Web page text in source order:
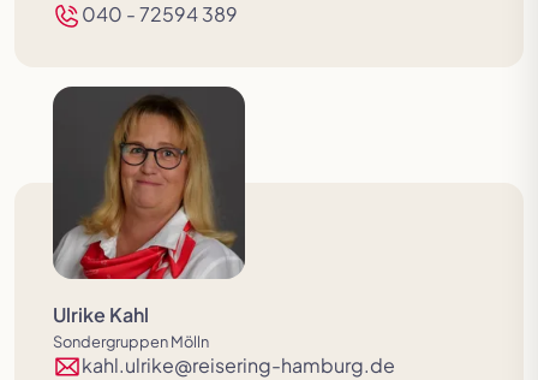
040 - 72594 389
Ulrike Kahl
Sondergruppen Mölln
kahl.ulrike@reisering-hamburg.de